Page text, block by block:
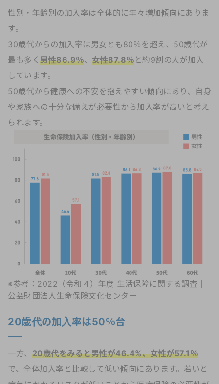
性別・年齢別の加入率は全体的に年々増加傾向にありま
す。
30歳代からの加入率は男女とも80％を超え、50歳代が
最も多く 男性86.9％、 女性87.8％と約9割の人が加入
しています。
50歳代から健康への不安を抱えやすい傾向にあり、自身
や家族への十分な備えが必要性から加入率が高いと考え
られます。
※参考： 2022（令和４）年度 生活保障に関する調査｜
公益財団法人生命保険文化センター
20歳代の加入率は50％台
一方、 20歳代をみると男性が46.4%、女性が57.1％
で、全体加入率と比較して低い傾向にあります。若いと